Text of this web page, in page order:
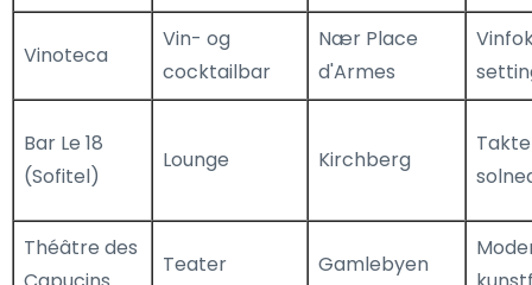
Vinoteca
Vin- og
cocktailbar
Nær Place
d'Armes
Bar Le 18
(Sofitel)
Lounge Kirchberg
Théâtre des
Teater Gamlebyen